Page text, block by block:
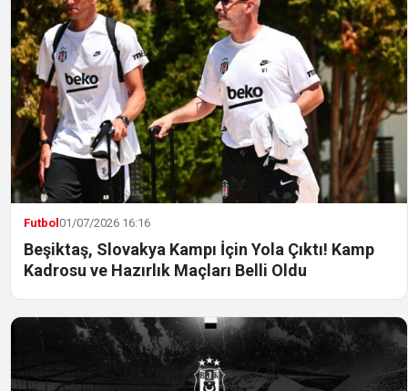
Futbol01/07/2026 16:16
Beşiktaş, Slovakya Kampı İçin Yola Çıktı! Kamp
Kadrosu ve Hazırlık Maçları Belli Oldu